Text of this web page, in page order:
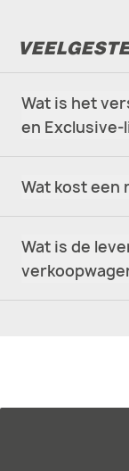
Wat is het
en Exclusive-
Wat kost een
Wat is de